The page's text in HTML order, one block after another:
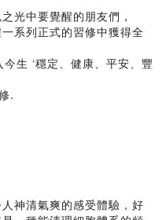
光中要覺醒的朋友們，
系列正式的習修中獲得全
生 ‘穩定、健康、平安、豐
.
神清氣爽的感受體驗，好